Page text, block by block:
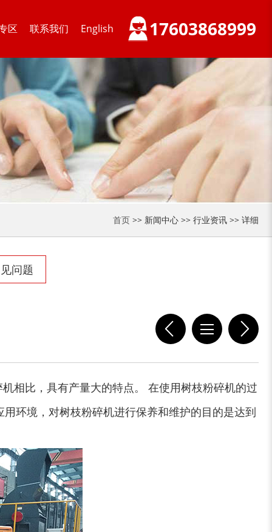
区 联系我们 English 17603868999
首页 >> 新闻中心 >> 行业资讯 >> 详细
问题
相比，具有产量大的特点。 在使用树枝粉碎机的过
环境，对树枝粉碎机进行保养和维护的目的是达到